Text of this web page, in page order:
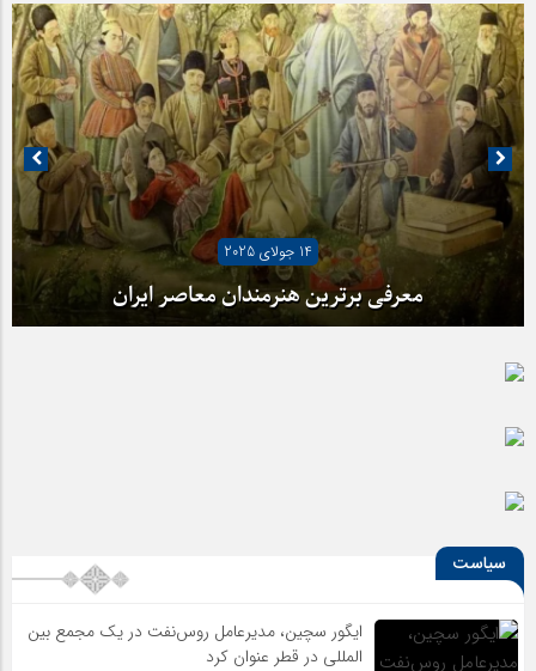
14 جولای 2025
معرفی برترین هنرمندان معاصر ایران
سیاست
ایگور سچین، مدیرعامل روس‌نفت در یک مجمع بین
المللی در قطر عنوان کرد